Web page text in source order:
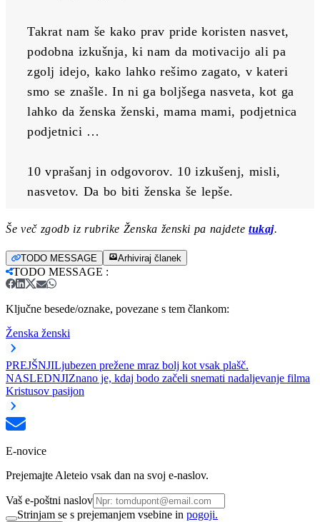
Takrat nam še kako prav pride koristen nasvet,
podobna izkušnja, ki nam da motivacijo ali pa
zgolj idejo, kako lahko rešimo zagato, v kateri
smo se znašle. In ni ga boljšega nasveta, kot ga
lahko da ženska ženski, mama mami, podjetnica
podjetnici …
10 vprašanj in odgovorov. 10 izkušenj, misli,
nasvetov. Da bo biti ženska še lepše.
Še več zgodb iz rubrike Ženska ženski pa najdete tukaj.
TODO MESSAGE Arhiviraj članek
TODO MESSAGE :
Ključne besede/oznake, povezane s tem člankom:
Ženska ženski
PREJŠNJILjubezen prežene mraz bolj kot vsak plašč.
NASLEDNJIZnano je, kdaj bodo začeli snemati nadaljevanje filma
Kristusov pasijon
E-novice
Prejemajte Aleteio vsak dan na svoj e-naslov.
Vaš e-poštni naslov
Strinjam se s prejemanjem vsebine in pogoji.